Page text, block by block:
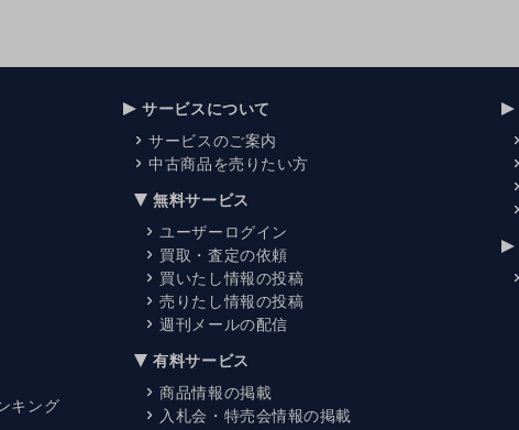
キング
サービスについて
サービスのご案内
中古商品を売りたい方
無料サービス
ユーザーログイン
買取・査定の依頼
買いたし情報の投稿
売りたし情報の投稿
週刊メールの配信
有料サービス
商品情報の掲載
入札会・特売会情報の掲載